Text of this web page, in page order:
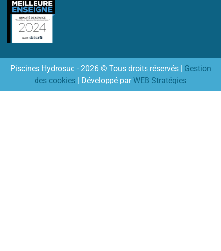
Piscines Hydrosud - 2026 © Tous droits réservés | Gestion
des cookies | Développé parWEB Stratégies